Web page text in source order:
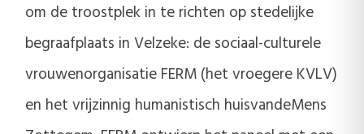
om de troostplek in te richten op stedelijke
begraafplaats in Velzeke: de sociaal-culturele
vrouwenorganisatie FERM (het vroegere KVLV)
en het vrijzinnig humanistisch huisvandeMens